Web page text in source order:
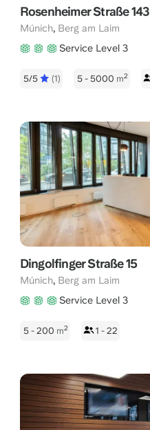
Rosenheimer Straße 143
Múnich, Berg am Laim
Service Level 3
5/5 (1) 5 - 5000 m2
Dingolfinger Straße 15
Múnich, Berg am Laim
Service Level 3
5 - 200 m2 1 - 22